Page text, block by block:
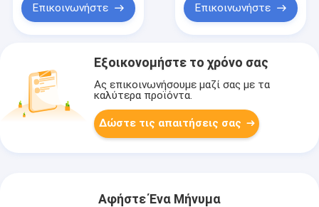
Επικοινωνήστε Επικοινωνήστε
Εξοικονομήστε το χρόνο σας
Ας επικοινωνήσουμε μαζί σας με τα
καλύτερα προϊόντα.
Δώστε τις απαιτήσεις σας
Αφήστε Ένα Μήνυμα